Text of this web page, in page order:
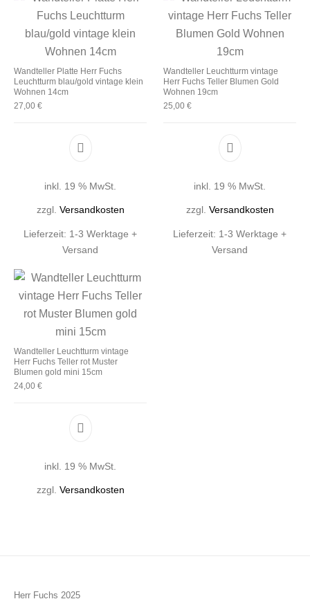
Wandteller Platte Herr Fuchs
Leuchtturm blau/gold vintage klein
Wohnen 14cm
27,00 €
inkl. 19 % MwSt.
zzgl. Versandkosten
Lieferzeit: 1-3 Werktage +
Versand
Wandteller Leuchtturm vintage
Herr Fuchs Teller Blumen Gold
Wohnen 19cm
25,00 €
inkl. 19 % MwSt.
zzgl. Versandkosten
Lieferzeit: 1-3 Werktage +
Versand
Wandteller Leuchtturm vintage
Herr Fuchs Teller rot Muster
Blumen gold mini 15cm
24,00 €
inkl. 19 % MwSt.
zzgl. Versandkosten
Herr Fuchs 2025